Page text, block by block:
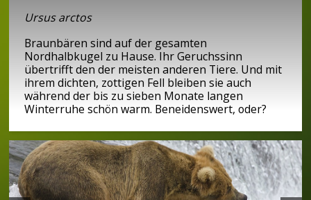
Ursus arctos
Braunbären sind auf der gesamten
Nordhalbkugel zu Hause. Ihr Geruchssinn
übertrifft den der meisten anderen Tiere. Und mit
ihrem dichten, zottigen Fell bleiben sie auch
während der bis zu sieben Monate langen
Winterruhe schön warm. Beneidenswert, oder?